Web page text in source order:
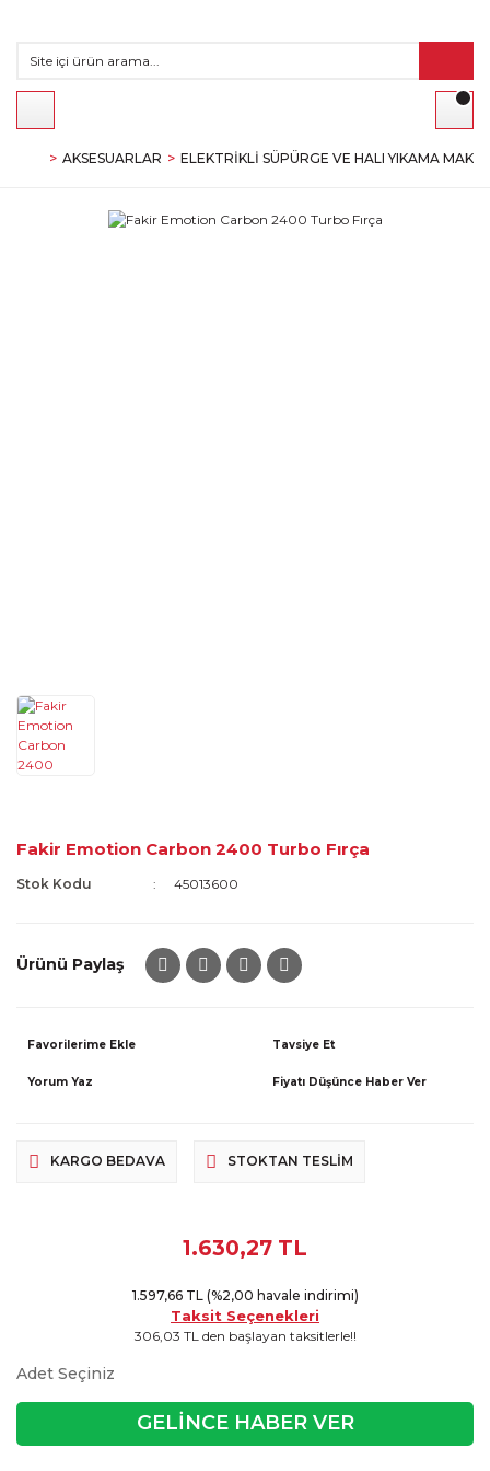
AKSESUARLAR ELEKTRIKLI SÜPÜRGE VE HALI YIKAMA
Fakir Emotion Carbon 2400 Turbo Fırça
Stok Kodu 45013600
Ürünü Paylaş
Tavsiye Et
Yorum Yaz Fiyatı Düşünce Haber Ver
KARGO BEDAVA STOKTAN TESLIM
1.630,27 TL
1.597,66 TL (%2,00 havale indirimi)
Taksit Seçenekleri
306,03 TL den başlayan taksitlerle!!
Adet Seçiniz
GELİNCE HABER VER